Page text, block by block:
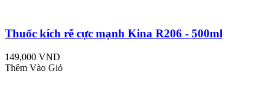
Thuốc kích rễ cực mạnh Kina R206 - 500ml
149,000 VND
Thêm Vào Giỏ